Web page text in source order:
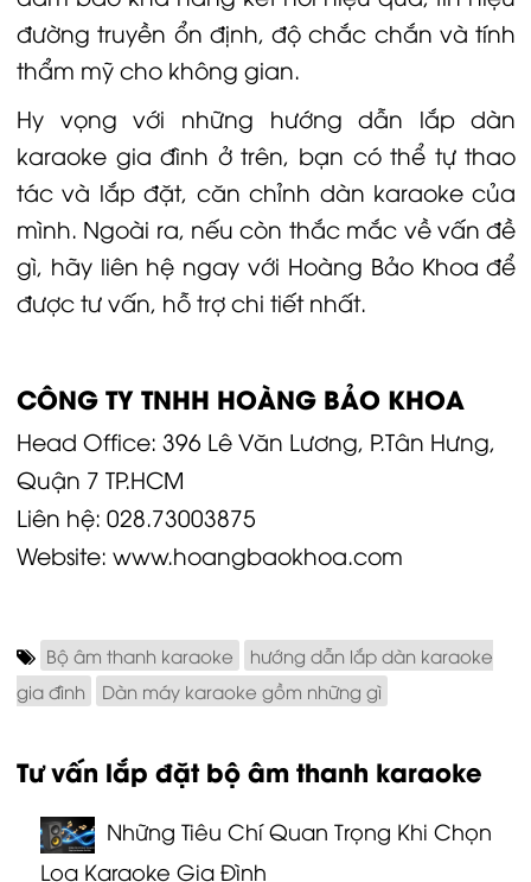
đường truyền ổn định, độ chắc chắn và tính
thẩm mỹ cho không gian.
Hy vọng với những hướng dẫn lắp dàn
karaoke gia đình ở trên, bạn có thể tự thao
tác và lắp đặt, căn chỉnh dàn karaoke của
mình. Ngoài ra, nếu còn thắc mắc về vấn đề
gì, hãy liên hệ ngay với Hoàng Bảo Khoa để
được tư vấn, hỗ trợ chi tiết nhất.
CÔNG TY TNHH HOÀNG BẢO KHOA
Head Office: 396 Lê Văn Lương, P.Tân Hưng,
Quận 7 TP.HCM
Liên hệ: 028.73003875
Website: www.hoangbaokhoa.com
Bộ âm thanh karaoke
hướng dẫn lắp dàn karaoke
gia đình
Dàn máy karaoke gồm những gì
Tư vấn lắp đặt bộ âm thanh karaoke
Những Tiêu Chí Quan Trọng Khi Chọn
Loa Karaoke Gia Đình